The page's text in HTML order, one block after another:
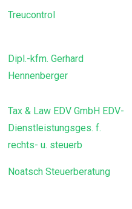
Treucontrol
Dipl.-kfm. Gerhard
Hennenberger
Tax & Law EDV GmbH EDV-
Dienstleistungsges. f.
rechts- u. steuerb
Noatsch Steuerberatung